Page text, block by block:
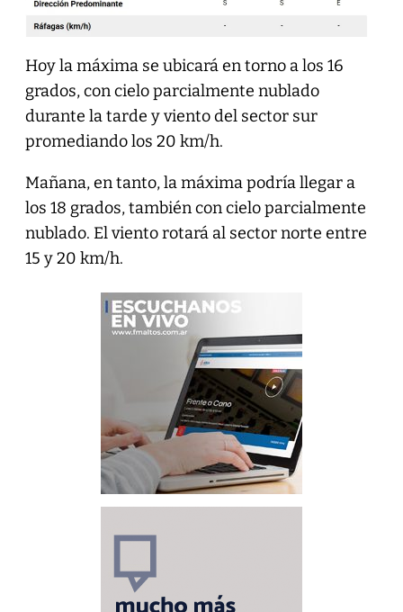
Hoy la máxima se ubicará en torno a los 16
grados, con cielo parcialmente nublado
durante la tarde y viento del sector sur
promediando los 20 km/h.
Mañana, en tanto, la máxima podría llegar a
los 18 grados, también con cielo parcialmente
nublado. El viento rotará al sector norte entre
15 y 20 km/h.